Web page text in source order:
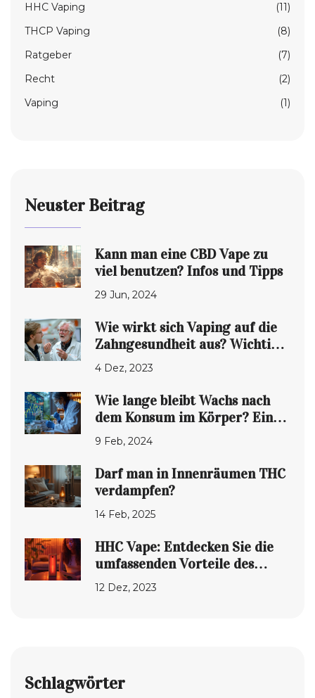
HHC Vaping
(11)
THCP Vaping
(8)
Ratgeber
(7)
Recht
(2)
Vaping
(1)
Neuster Beitrag
Kann man eine CBD Vape zu
viel benutzen? Infos und Tipps
29 Jun, 2024
Wie wirkt sich Vaping auf die
Zahngesundheit aus? Wichtige
Infos von Ihrem Zahnarzt
4 Dez, 2023
Wie lange bleibt Wachs nach
dem Konsum im Körper? Ein
umfassender Leitfaden
9 Feb, 2024
Darf man in Innenräumen THC
verdampfen?
14 Feb, 2025
HHC Vape: Entdecken Sie die
umfassenden Vorteile des
Verdampfens
12 Dez, 2023
Schlagwörter